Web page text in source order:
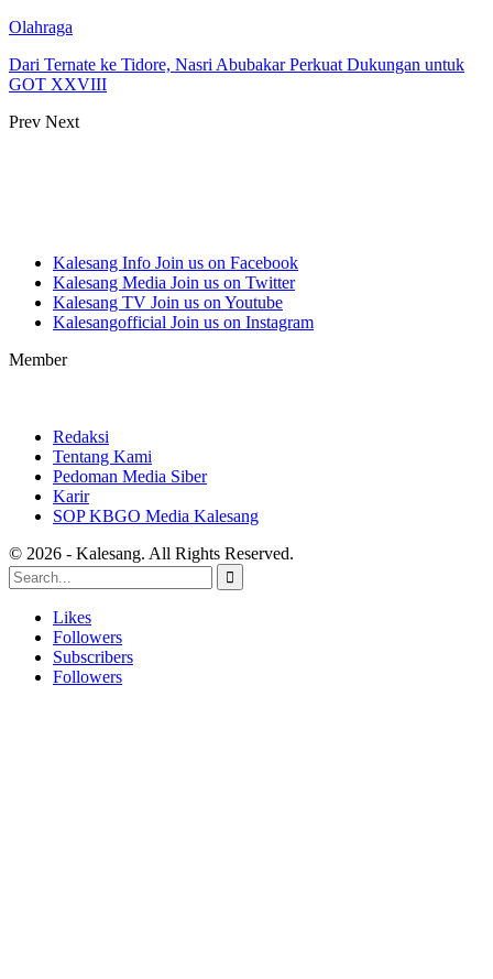
Olahraga
Dari Ternate ke Tidore, Nasri Abubakar Perkuat Dukungan untuk
GOT XXVIII
Prev Next
Kalesang Info Join us on Facebook
Kalesang Media Join us on Twitter
Kalesang TV Join us on Youtube
Kalesangofficial Join us on Instagram
Member
Redaksi
Tentang Kami
Pedoman Media Siber
Karir
SOP KBGO Media Kalesang
© 2026 - Kalesang. All Rights Reserved.
Likes
Followers
Subscribers
Followers